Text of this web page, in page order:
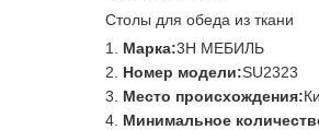
Столы для обеда из ткани
Марка:3H МЕБИЛЬ
Номер модели:SU2323
Место происхождения:
Минимальное